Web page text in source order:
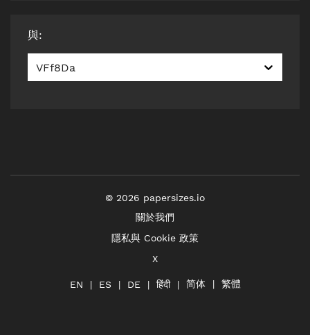
與:
VFf8Da
© 2026 papersizes.io
關於我們
隱私與 Cookie 政策
X
EN ES DE हिंदी 简体 繁體